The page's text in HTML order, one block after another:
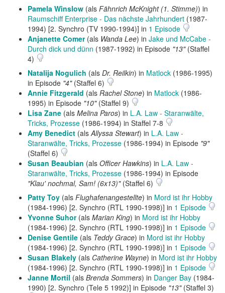
Pamela Winslow (als Fähnrich McKnight (1. Stimme)) in
Raumschiff Enterprise - Das nächste Jahrhundert (1987-
1994) [2. Synchro (TV 1990-1994)] in 1 Episode
Anjanette Comer(als Wanda Lee) in Jake und McCabe -
Durch dick und dünn (1987-1992) in Episode "13"(Staffel
4)
Natalija Nogulich (als Dr. Reilkin) in Matlock (1986-1995)
in Episode "4"(Staffel 6)
Annie Fitzgerald (als Rachel Stone) in Matlock (1986-
1995) in Episode "10"(Staffel 9)
Lisa Zane (als Melina Paros) in L.A. Law - Staranwälte,
Tricks, Prozesse (1986-1994) in Staffel 7-8
Amy Benedict (als Allyssa Stewart) in L.A. Law -
Staranwälte, Tricks, Prozesse (1986-1994) in Episode "9"
(Staffel 6)
Susan Beaubian (als Officer Hawkins) in L.A. Law -
Staranwälte, Tricks, Prozesse (1986-1994) in Episode
"Klau' nochmal, Sam! (6x13)"(Staffel 6)
Patty Toy (als Flughafenangestellte) in Mord ist ihr Hobby
(1984-1996) [2. Synchro (RTL 1990-1998)] in 1 Episode
Yvonne Suhor(als Marian King) in Mord ist ihr Hobby
(1984-1996) [2. Synchro (RTL 1990-1998)] in 1 Episode
Denise Gentile (als Teddy Grace) in Mord ist ihr Hobby
(1984-1996) [2. Synchro (RTL 1990-1998)] in 1 Episode
Susan Blakely (als Catherine Wayne) in Mord ist ihr Hobby
(1984-1996) [2. Synchro (RTL 1990-1998)] in 1 Episode
Janne Mortil (als Brenda Sommers) in Danger Bay (1984-
1990) [2. Synchro (Tele 5 1992)] in Episode "13"(Staffel 3)